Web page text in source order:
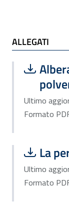
ALLEGATI
ALLEGATI
Scarica
Ultimo
Formato
Scarica
La
Ultimo
Formato